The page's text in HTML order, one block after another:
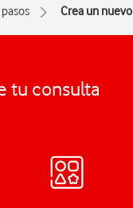
Crea un
tu consulta